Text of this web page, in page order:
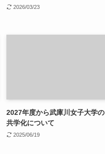
2026/03/23
2027年度から武庫川女子大学の
共学化について
2025/06/19